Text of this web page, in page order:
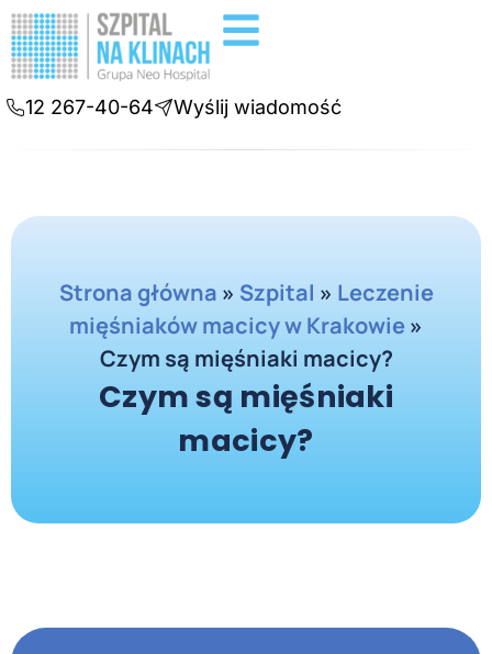
12 267-40-64 Wyślij wiadomość
Strona główna » Szpital » Leczenie
mięśniaków macicy w Krakowie»
Czym są mięśniaki macicy?
Czym są mięśniaki
macicy?